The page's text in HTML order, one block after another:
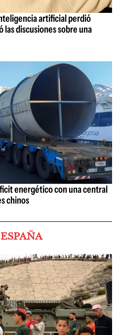
artificial perdió
las discusiones sobre una
energético con una central
chinos